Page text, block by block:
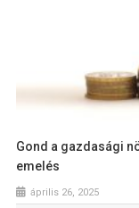
Gond a gazdasági
emelés
április 26, 2025